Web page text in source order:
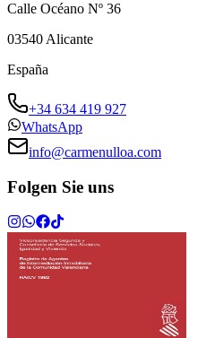
Calle Océano Nº 36
03540 Alicante
España
+34 634 419 927
WhatsApp
info@carmenulloa.com
Folgen Sie uns